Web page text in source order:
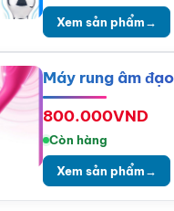
Xem sản phẩm→
Máy rung âm
800.000VND
Còn hàng
Xem sản phẩm→